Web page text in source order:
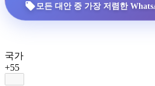
모든 대안 중 가장 저렴한
국가
+55